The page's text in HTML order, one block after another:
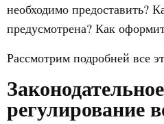
необходимо предоставить?
предусмотрена? Как
Рассмотрим подробней все
Законодательное
регулирование